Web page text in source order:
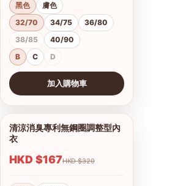
黑色
膚色
32/70
34/75
36/80
38/85
40/90
B
C D
加入購物車
1/9
查看圖片
清涼消臭專利無鋼圈調整型內
衣
HKD $167 HKD $320